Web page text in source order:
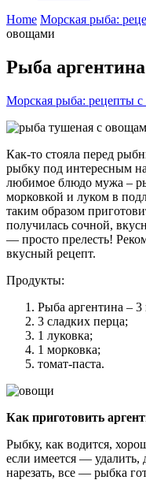
Home Морская рыба:
овощами
Рыба
Морская рыба: рецепты с
Как-то стояла перед
рыбку под интересным
любимое блюдо мужа –
морковкой и луком в
таким образом
получилась сочной,
— просто прелесть!
вкусный рецепт.
Продукты:
Рыба аргентина – 3
3 сладких перца;
1 луковка;
1 морковка;
томат-паста.
Как приготовить
Рыбку, как водится,
если имеется — удалить,
нарезать, все — рыбка